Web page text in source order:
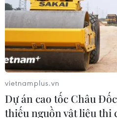
TIN CÙNG CHUYÊN
Ngày An ninh mạng Việt
tạo không gian mạng an
vietnamplus.vn
Dự án cao tốc Châu
thiếu nguồn vật liệu thi